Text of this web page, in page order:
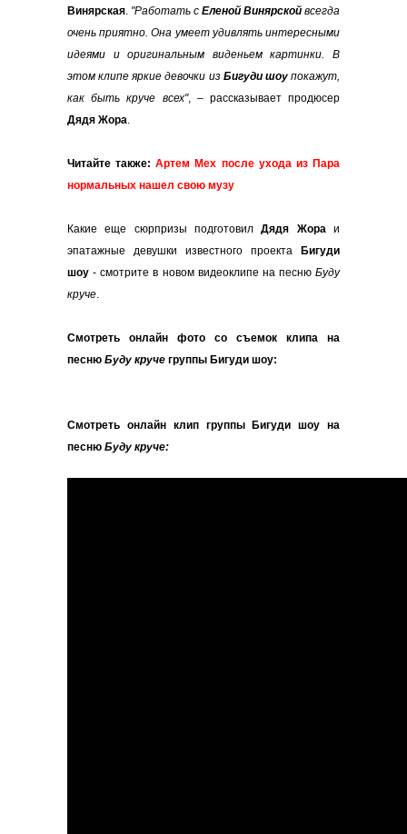
Винярская. "Работать с Еленой Винярской всегда
очень приятно. Она умеет удивлять интересными
идеями и оригинальным виденьем картинки. В
этом клипе яркие девочки из Бигуди шоупокажут,
как быть круче всех", – рассказывает продюсер
Дядя Жора.
Читайте также:Артем Мех после ухода из Пара
нормальных нашел свою музу
Какие еще сюрпризы подготовилДядя Жораи
эпатажные девушки известного проекта
Бигуди
шоу - смотрите в новом видеоклипе на песню Буду
круче.
Смотреть онлайн фото со съемок клипа на
песню Буду круче группы Бигуди шоу:
Смотреть онлайн клип группы Бигуди шоу на
песню Буду круче: